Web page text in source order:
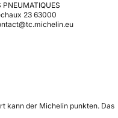
PNEUMATIQUES
23 63000
kann der Michelin punkten. Das